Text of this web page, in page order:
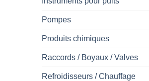
Pompes
Produits chimiques
Raccords / Boyaux / Valves
Refroidisseurs / Chauffage